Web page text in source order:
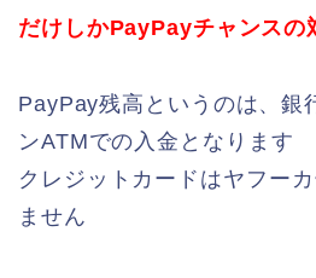
だけしかPayPayチャンスの
PayPay残高というのは、銀
ンATMでの入金となります
クレジットカードはヤフー
ません